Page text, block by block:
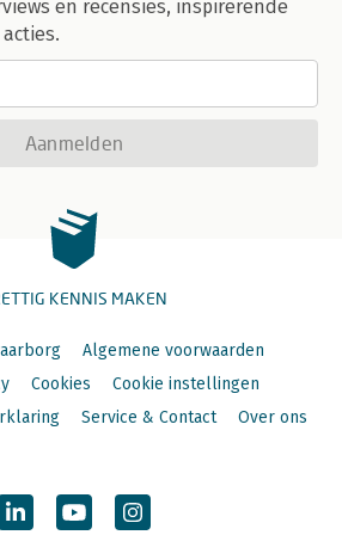
en recensies, inspirerende
Aanmelden
KENNIS MAKEN
Algemene voorwaarden
Cookies
Cookie instellingen
Service & Contact Over ons